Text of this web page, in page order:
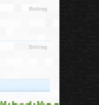
Beitrag
Beitrag